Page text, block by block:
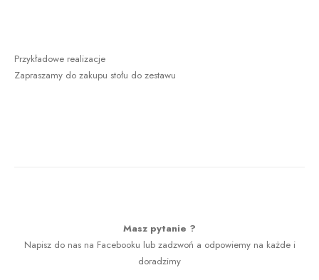
Przykładowe realizacje
Zapraszamy do zakupu stołu do zestawu
Masz pytanie ?
Napisz do nas na Facebooku lub zadzwoń a odpowiemy na każde i
doradzimy